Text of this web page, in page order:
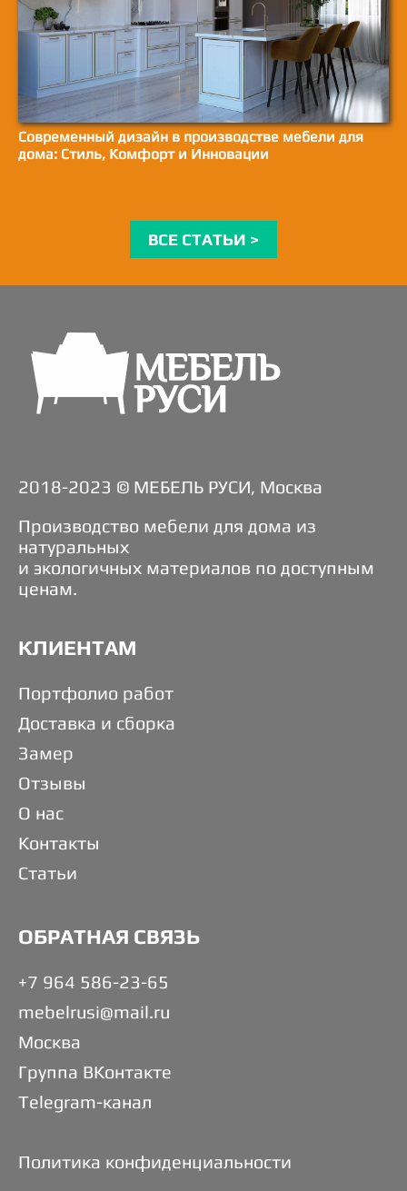
Современный дизайн в производстве мебели для
дома: Стиль, Комфорт и Инновации
ВСЕ СТАТЬИ >
2018-2023 © МЕБЕЛЬ РУСИ, Москва
Производство мебели для дома из
натуральных
и экологичных материалов по доступным
ценам.
КЛИЕНТАМ
Портфолио работ
Доставка и сборка
Замер
Отзывы
О нас
Контакты
Статьи
ОБРАТНАЯ СВЯЗЬ
+7 964 586-23-65
mebelrusi@mail.ru
Москва
Группа ВКонтакте
Telegram-канал
Политика конфиденциальности